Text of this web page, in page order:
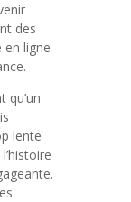
des
en ligne
qu’un
lente